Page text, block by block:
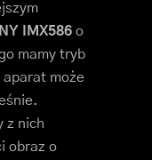
IMX586 o
mamy tryb
może
z nich
obraz o